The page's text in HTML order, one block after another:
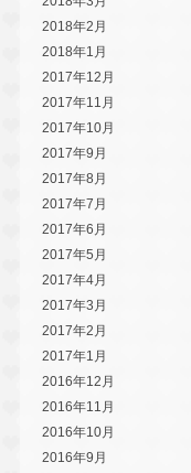
2018年2月
2018年1月
2017年12月
2017年11月
2017年10月
2017年9月
2017年8月
2017年7月
2017年6月
2017年5月
2017年4月
2017年3月
2017年2月
2017年1月
2016年12月
2016年11月
2016年10月
2016年9月